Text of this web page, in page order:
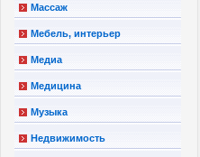
Массаж
Мебель, интерьер
Медиа
Медицина
Музыка
Недвижимость